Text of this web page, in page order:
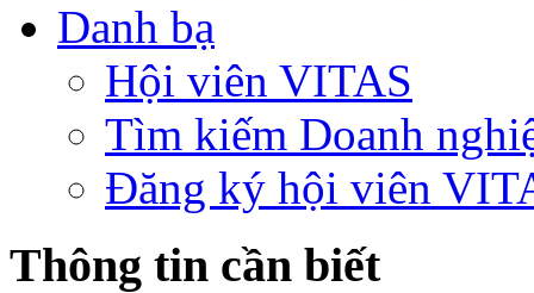
Danh bạ
Hội viên VITAS
Tìm kiếm Doanh
Đăng ký hội viên
Thông tin cần biết